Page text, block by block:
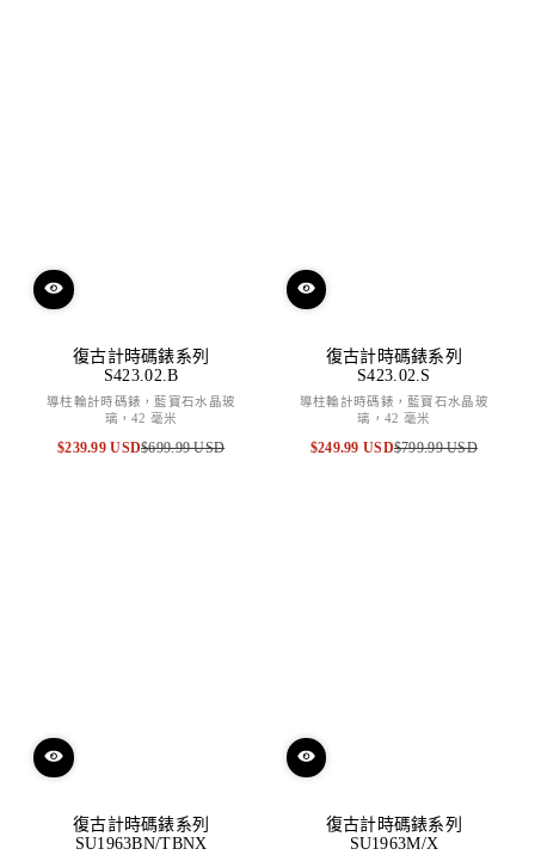
復古計時碼錶系列
S423.02.B
導柱輪計時碼錶，藍寶石水晶玻
璃，42 毫米
特
$239.99 USD
原
$699.99 USD
復古計時碼錶系列
S423.02.S
導柱輪計時碼錶，藍寶石水晶玻
璃，42 毫米
特
$249.99 USD
原
$799.99 USD
復古計時碼錶系列
SU1963BN/TBNX
復古計時碼錶系列
SU1963M/X